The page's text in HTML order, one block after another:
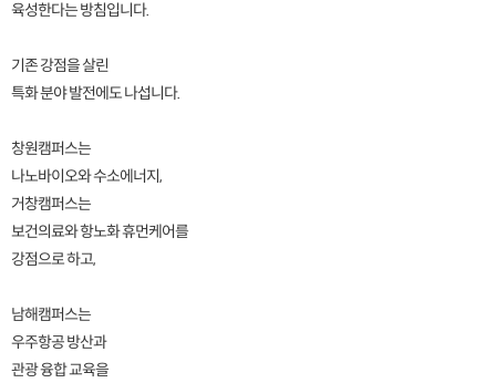
육성한다는 방침입니다.
기존 강점을 살린
특화 분야 발전에도 나섭니다.
창원캠퍼스는
나노바이오와 수소에너지,
거창캠퍼스는
보건의료와 항노화 휴먼케어를
강점으로 하고,
남해캠퍼스는
우주항공 방산과
관광 융합 교육을